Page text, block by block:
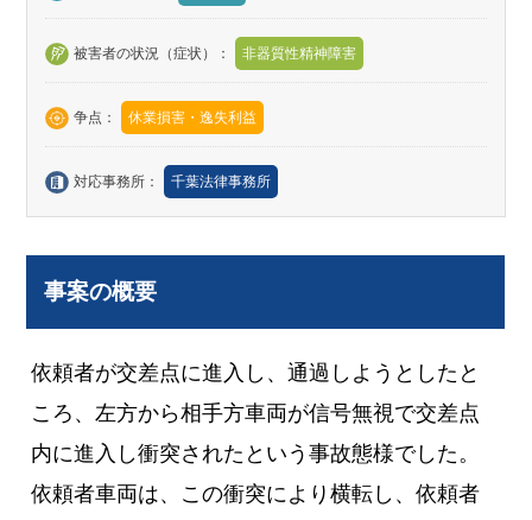
被害者の状況（症状）： 非器質性精神障害
争点： 休業損害・逸失利益
対応事務所： 千葉法律事務所
事案の概要
依頼者が交差点に進入し、通過しようとしたと
ころ、左方から相手方車両が信号無視で交差点
内に進入し衝突されたという事故態様でした。
依頼者車両は、この衝突により横転し、依頼者